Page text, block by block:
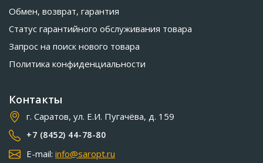
Обмен, возврат, гарантия
Статус гарантийного обслуживания товара
Запрос на поиск нового товара
Политика конфиденциальности
Контакты
г. Саратов, ул. Е.И. Пугачёва, д. 159
+7 (8452) 44-78-80
E-mail: info@saropt.ru